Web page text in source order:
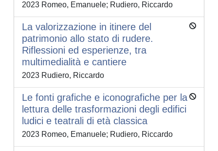
2023 Romeo, Emanuele; Rudiero, Riccardo
La valorizzazione in itinere del
patrimonio allo stato di rudere.
Riflessioni ed esperienze, tra
multimedialità e cantiere
2023 Rudiero, Riccardo
Le fonti grafiche e iconografiche per la
lettura delle trasformazioni degli edifici
ludici e teatrali di età classica
2023 Romeo, Emanuele; Rudiero, Riccardo